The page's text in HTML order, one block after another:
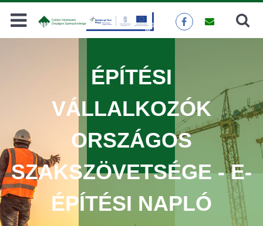
Keresés
ÉPÍTÉSI
VÁLLALKOZÓK
ORSZÁGOS
SZAKSZÖVETSÉGE - E-
ÉPÍTÉSI NAPLÓ